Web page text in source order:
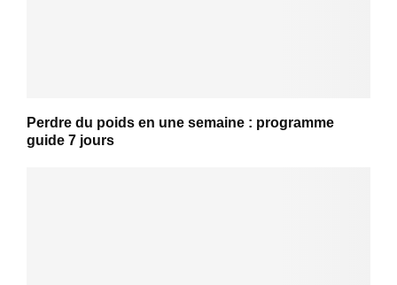
Perdre du poids en une semaine : programme
guide 7 jours